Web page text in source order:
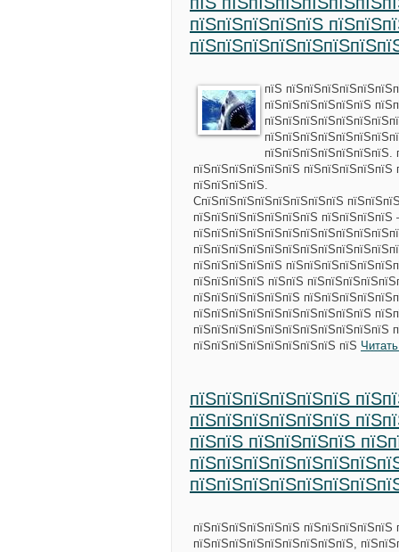
пїЅпїЅпїЅпїЅпїЅ
пїЅ
пїЅпїЅпїЅпїЅпїЅпїЅ
пїЅпїЅпїЅпїЅпїЅпїЅпїЅ.
пїЅпїЅпїЅпїЅпїЅпїЅ
пїЅпїЅпїЅпїЅ.
CпїЅпїЅпїЅпїЅпїЅпїЅпїЅпїЅ
пїЅпїЅпїЅпїЅпїЅпїЅпїЅ
пїЅпїЅпїЅпїЅпїЅ
пїЅпїЅпїЅпїЅ пїЅпїЅ
пїЅпїЅпїЅпїЅпїЅпїЅ
пїЅпїЅпїЅпїЅпїЅпїЅпїЅпїЅпїЅпїЅ
пїЅпїЅпїЅпїЅпїЅпїЅпїЅпїЅпїЅпїЅпїЅ
пїЅпїЅпїЅпїЅпїЅпїЅпїЅпїЅ пїЅ
пїЅпїЅпїЅпїЅпїЅпїЅ
пїЅпїЅпїЅпїЅпїЅпїЅ
пїЅпїЅ пїЅпїЅпїЅпїЅ
пїЅпїЅпїЅпїЅпїЅпїЅ
пїЅпїЅпїЅпїЅпїЅпїЅпїЅпїЅпїЅ,